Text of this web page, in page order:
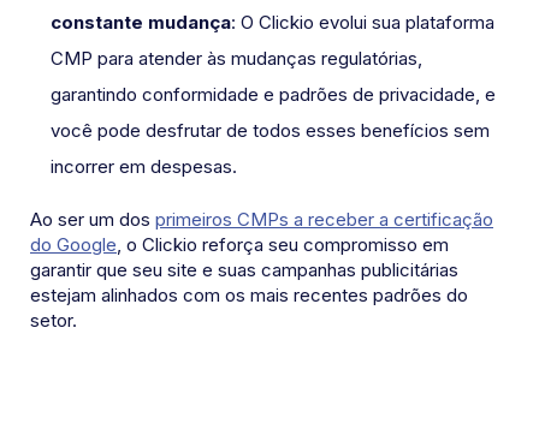
constante mudança: O Clickio evolui sua plataforma
CMP para atender às mudanças regulatórias,
garantindo conformidade e padrões de privacidade, e
você pode desfrutar de todos esses benefícios sem
incorrer em despesas.
Ao ser um dos primeiros CMPs a receber a certificação
do Google, o Clickio reforça seu compromisso em
garantir que seu site e suas campanhas publicitárias
estejam alinhados com os mais recentes padrões do
setor.